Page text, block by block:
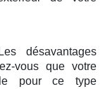
désavantages
vous que votre
pour ce type